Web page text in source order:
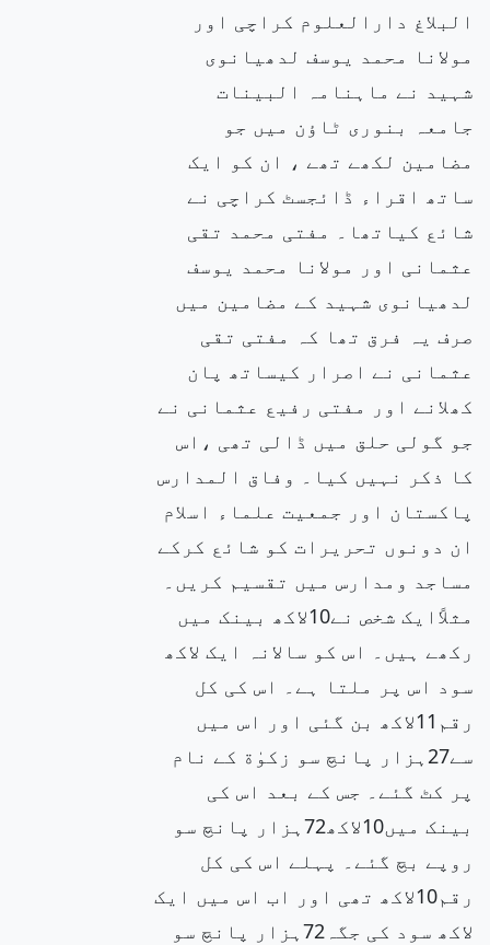
البلاغ دارالعلوم کراچی اور
مولانا محمد یوسف لدھیانوی
شہید نے ماہنامہ البینات
جامعہ بنوری ٹاؤن میں جو
مضامین لکھے تھے ، ان کو ایک
ساتھ اقراء ڈائجسٹ کراچی نے
شائع کیاتھا۔ مفتی محمد تقی
عثمانی اور مولانا محمد یوسف
لدھیانوی شہید کے مضامین میں
صرف یہ فرق تھا کہ مفتی تقی
عثمانی نے اصرار کیساتھ پان
کھلانے اور مفتی رفیع عثمانی نے
جو گولی حلق میں ڈالی تھی ،اس
کا ذکر نہیں کیا۔ وفاق المدارس
پاکستان اور جمعیت علماء اسلام
ان دونوں تحریرات کو شائع کرکے
مساجد ومدارس میں تقسیم کریں۔
مثلاًایک شخص نے10لاکھ بینک میں
رکھے ہیں۔ اس کو سالانہ ایک لاکھ
سود اس پر ملتا ہے۔ اس کی کل
رقم11لاکھ بن گئی اور اس میں
سے27ہزار پانچ سو زکوٰة کے نام
پر کٹ گئے۔ جس کے بعد اس کی
بینک میں10لاکھ72ہزار پانچ سو
روپے بچ گئے۔ پہلے اس کی کل
رقم10لاکھ تھی اور اب اس میں ایک
لاکھ سود کی جگہ72ہزار پانچ سو